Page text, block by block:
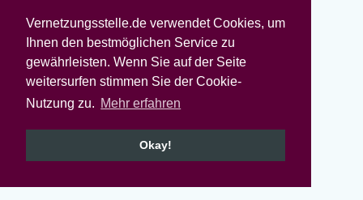
Vernetzungsstelle.de verwendet Cookies, um
Ihnen den bestmöglichen Service zu
gewährleisten. Wenn Sie auf der Seite
weitersurfen stimmen Sie der Cookie-
Nutzung zu. Mehr erfahren
Okay!
Quellen:
www.destatis.de
www.kulturrat.de
www.lenbachhaus.de